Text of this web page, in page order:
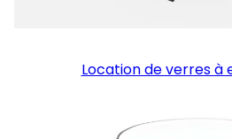
Location de verres à